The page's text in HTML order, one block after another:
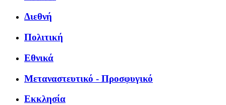
Διεθνή
Πολιτική
Εθνικά
Μεταναστευτικό - Προσφυγικό
Εκκλησία